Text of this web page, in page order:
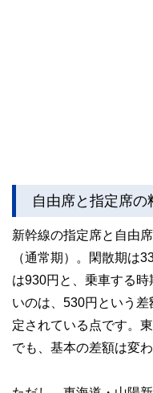
自由席と指定席の
新幹線の指定席と自由
（通常期）。閑散期は
は930円と、乗車する
いのは、530円という
定されている点です。
でも、基本の差額は変わ